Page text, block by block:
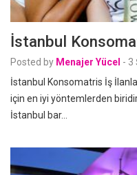
İstanbul
Posted by Menajer Yücel - 3
İstanbul Konsomatris İş
için en iyi yöntemlerden
İstanbul bar…